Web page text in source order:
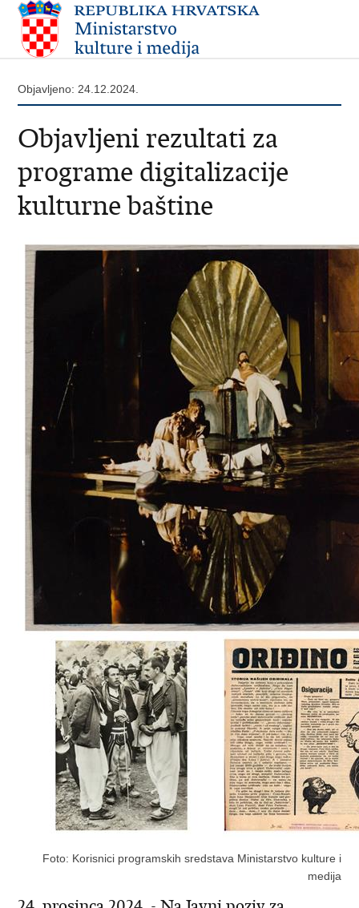
Objavljeno: 24.12.2024.
Objavljeni rezultati za
programe digitalizacije
kulturne baštine
Foto: Korisnici programskih sredstava Ministarstvo kulture i
medija